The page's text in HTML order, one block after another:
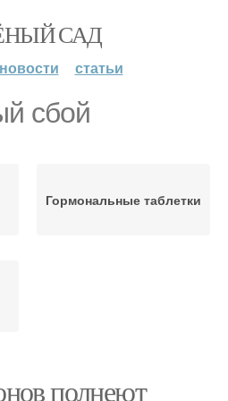
САД
новости статьи
сбой
Гормональные таблетки
полнеют